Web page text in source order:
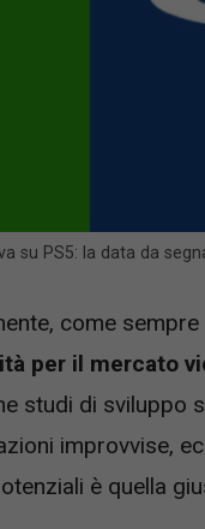
su PS5: la data da
come
per il mercato
studi di sviluppo
improvvise,
è quella